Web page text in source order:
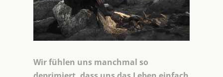
Wir fühlen uns manchmal so